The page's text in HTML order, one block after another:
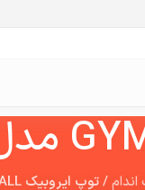
/توپ ایروبیک GYM BALL مدل JOEREX قطر 85